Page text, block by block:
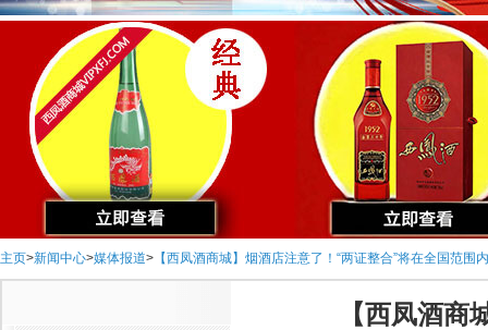
主页>新闻中心>媒体报道> 【西凤酒商城】烟酒店注意了！“两证整合”将在全国范围
【西凤酒